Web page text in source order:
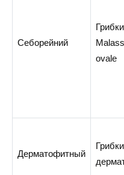
Себорейний
Грибки
ovale
Дерматофитный
Грибки